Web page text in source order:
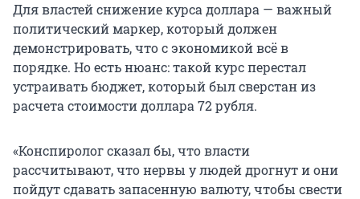
Для властей снижение курса доллара — важный
политический маркер, который должен
демонстрировать, что с экономикой всё в
порядке. Но есть нюанс: такой курс перестал
устраивать бюджет, который был сверстан из
расчета стоимости доллара 72 рубля.
«Конспиролог сказал бы, что власти
рассчитывают, что нервы у людей дрогнут и они
пойдут сдавать запасенную валюту, чтобы свести